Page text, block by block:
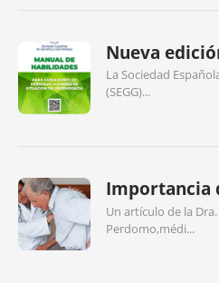
Nueva
La Sociedad
(SEGG)...
Importancia
Un artículo de la
Perdomo,médi...